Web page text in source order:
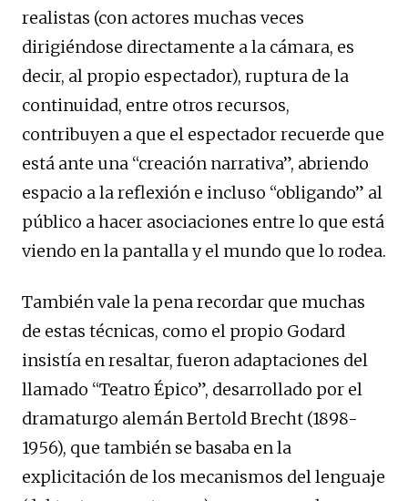
realistas (con actores muchas veces
dirigiéndose directamente a la cámara, es
decir, al propio espectador), ruptura de la
continuidad, entre otros recursos,
contribuyen a que el espectador recuerde que
está ante una “creación narrativa”, abriendo
espacio a la reflexión e incluso “obligando” al
público a hacer asociaciones entre lo que está
viendo en la pantalla y el mundo que lo rodea.
También vale la pena recordar que muchas
de estas técnicas, como el propio Godard
insistía en resaltar, fueron adaptaciones del
llamado “Teatro Épico”, desarrollado por el
dramaturgo alemán Bertold Brecht (1898-
1956), que también se basaba en la
explicitación de los mecanismos del lenguaje